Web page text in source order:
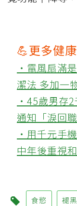
💪更多健
‧電風扇滿
潔法 多加一
‧45歲男存2
通知「淚回
‧用千元手
中年後重視
食慾 褪